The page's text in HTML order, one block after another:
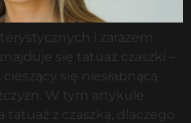
i zarazem
się tatuaż czaszki –
się niesłabnącą
W tym artykule
tatuaż z czaszką, dlaczego